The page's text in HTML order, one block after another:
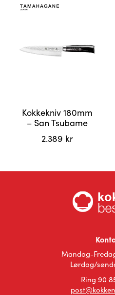
Kokkekniv 180mm
– San Tsubame
2.389 kr
Mandag-
Lørdag/
Ring 90